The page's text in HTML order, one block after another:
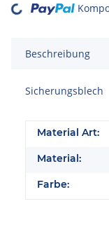
Loading...
Beschreibung
Sicherungsblech
Material Art:
Material:
Farbe: